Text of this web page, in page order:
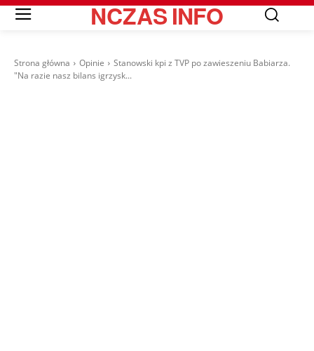
NCZASINFO
Strona główna Opinie
Stanowski kpi z TVP po zawieszeniu Babiarza.
"Na razie nasz bilans igrzysk...